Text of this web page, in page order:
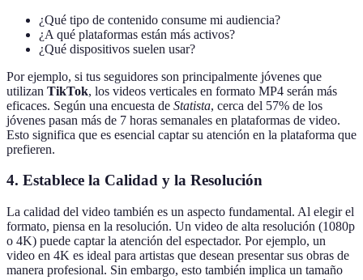
¿Qué tipo de contenido consume mi audiencia?
¿A qué plataformas están más activos?
¿Qué dispositivos suelen usar?
Por ejemplo, si tus seguidores son principalmente jóvenes que
utilizan TikTok, los videos verticales en formato MP4 serán más
eficaces. Según una encuesta de Statista, cerca del 57% de los
jóvenes pasan más de 7 horas semanales en plataformas de video.
Esto significa que es esencial captar su atención en la plataforma que
prefieren.
4. Establece la Calidad y la Resolución
La calidad del video también es un aspecto fundamental. Al elegir el
formato, piensa en la resolución. Un video de alta resolución (1080p
o 4K) puede captar la atención del espectador. Por ejemplo, un
video en 4K es ideal para artistas que desean presentar sus obras de
manera profesional. Sin embargo, esto también implica un tamaño